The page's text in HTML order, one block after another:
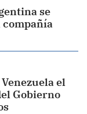
se
el
Gobierno